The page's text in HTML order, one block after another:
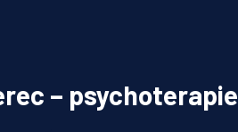
– psychoterapie